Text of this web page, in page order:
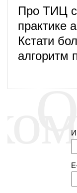
Про ТИЦ
практике
Кстати
алгоритм